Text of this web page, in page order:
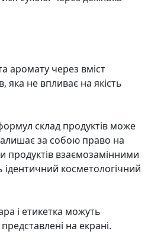
аромату через вміст
яка не впливає на якість
склад продуктів може
за собою право на
продуктів взаємозамінними
косметологічний
і етикетка можуть
на екрані.